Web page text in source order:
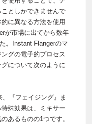
としかできませんで
に異なる方法を使用
が市場に出てから数年
。Instant Flangerのマ
グの電子的プロセス
について次のように
、『フェイジング』ま
殊効果は、ミキサー
あるものの1つです。